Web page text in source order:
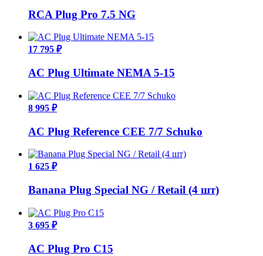
RCA Plug Pro 7.5 NG
17 795 ₽
AC Plug Ultimate NEMA 5-15
8 995 ₽
AC Plug Reference CEE 7/7 Schuko
1 625 ₽
Banana Plug Special NG / Retail (4 шт)
3 695 ₽
AC Plug Pro C15